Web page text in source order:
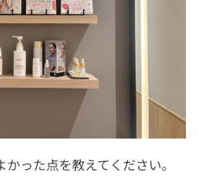
った点を教えてください。